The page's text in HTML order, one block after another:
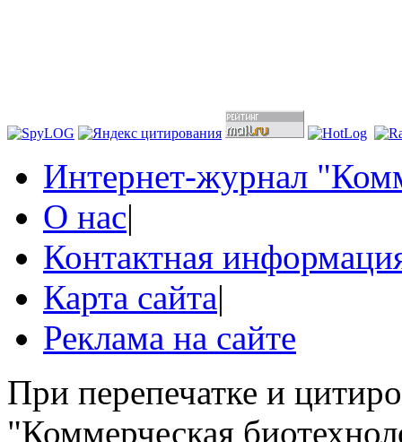
Интернет-журнал
О нас|
Контактная
Карта сайта|
Реклама на сайте
При перепечатке и
"Коммерческая